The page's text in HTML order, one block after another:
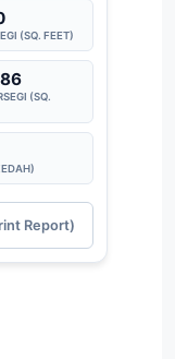
(SQ. FEET)
(SQ.
Report)